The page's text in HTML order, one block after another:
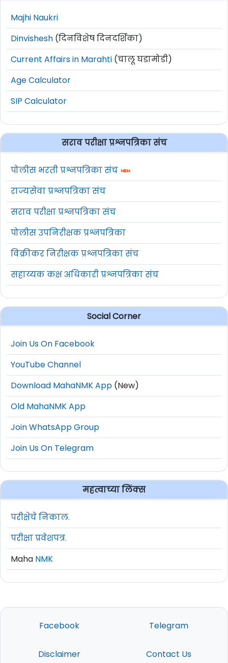
Majhi Naukri
Dinvishesh (दिनविशेष दिनदर्शिका)
Current Affairs in Marahti (चालू घडामोडी)
Age Calculator
SIP Calculator
सराव परीक्षा प्रश्नपत्रिका संच
पोलीस भरती प्रश्नपत्रिका संच
राज्यसेवा प्रश्नपत्रिका संच
सराव परीक्षा प्रश्नपत्रिका संच
पोलीस उपनिरीक्षक प्रश्नपत्रिका
विक्रीकर निरीक्षक प्रश्नपत्रिका संच
सहाय्यक कक्ष अधिकारी प्रश्नपत्रिका संच
Social Corner
Join Us On Facebook
YouTube Channel
Download MahaNMK App (New)
Old MahaNMK App
Join WhatsApp Group
Join Us On Telegram
महत्वाच्या लिंक्स
परीक्षेचे निकाल.
परीक्षा प्रवेशपत्र.
Maha NMK
Facebook Telegram
Disclaimer Contact Us